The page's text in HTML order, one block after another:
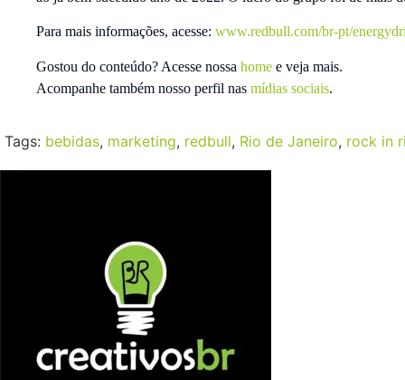
Para mais informações, acesse: www.redbull.com/br-pt/
Gostou do conteúdo? Acesse nossa home e veja mais.
Acompanhe também nosso perfil nas mídias sociais.
Tags: bebidas, marketing, redbull, Rio de Janeiro, rock in